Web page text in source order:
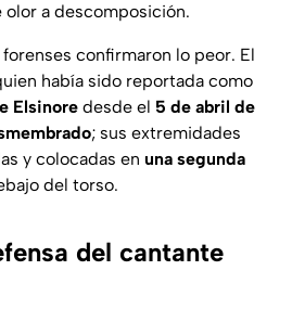
a descomposición.
confirmaron lo peor. El
había sido reportada como
Elsinore desde el 5 de abril de
; sus extremidades
y colocadas en una segunda
del torso.
del cantante